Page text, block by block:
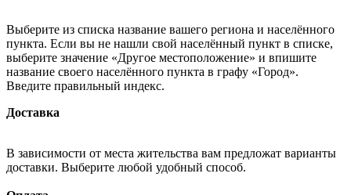
Выберите из списка название вашего региона и населённого
пункта. Если вы не нашли свой населённый пункт в списке,
выберите значение «Другое местоположение» и впишите
название своего населённого пункта в графу «Город».
Введите правильный индекс.
Доставка
В зависимости от места жительства вам предложат варианты
доставки. Выберите любой удобный способ.